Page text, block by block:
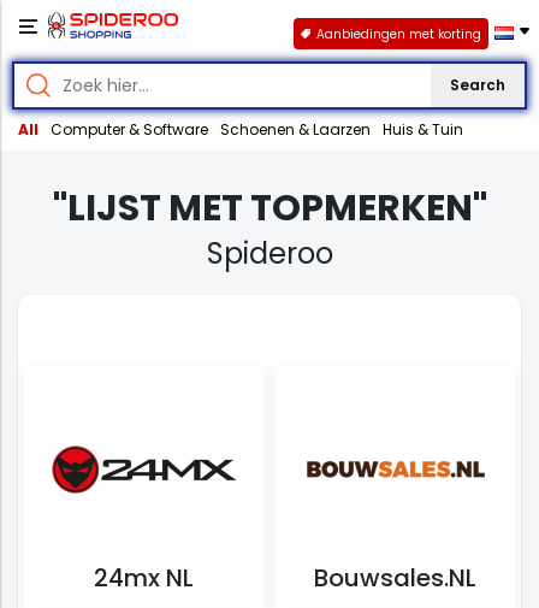
Search
All Computer & Software Schoenen & Laarzen Huis & Tuin
Aanbiedingen met korting
"LIJST MET TOPMERKEN"
Spideroo
24mx NL Bouwsales.NL